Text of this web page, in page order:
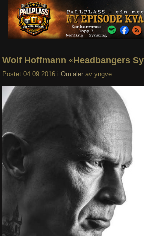
Om oss
Abonner
Søk
Wolf Hoffmann «Headbangers
Postet 04.09.2016 i Omtaler av yngve